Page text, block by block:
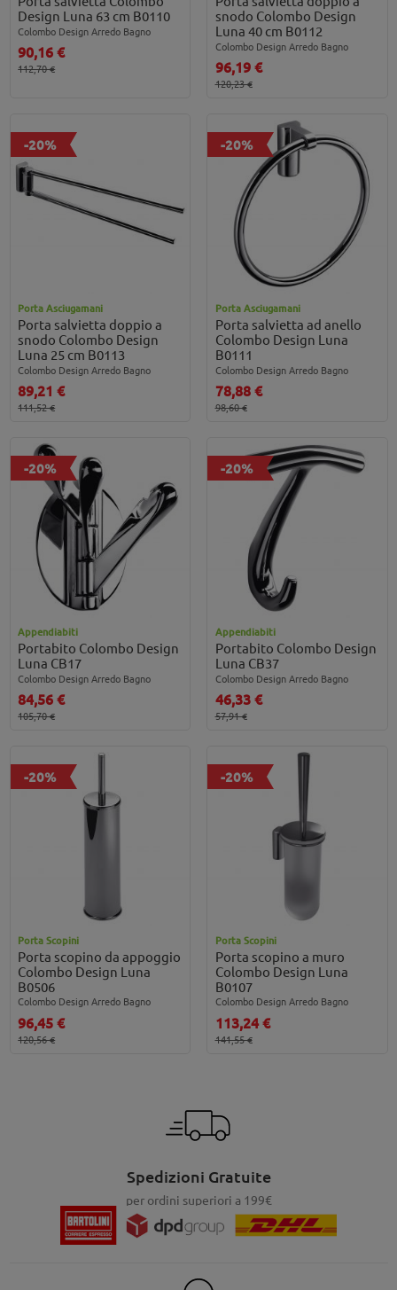
Design Luna 63 cm B0110
Colombo Design Arredo Bagno
90,16 €
112,70 €
snodo Colombo Design
Luna 40 cm B0112
Colombo Design Arredo Bagno
96,19 €
120,23 €
-20%
Porta Asciugamani
Porta salvietta doppio a
snodo Colombo Design
Luna 25 cm B0113
Colombo Design Arredo Bagno
89,21 €
111,52 €
-20%
Porta Asciugamani
Porta salvietta ad anello
Colombo Design Luna
B0111
Colombo Design Arredo Bagno
78,88 €
98,60 €
-20%
Appendiabiti
Portabito Colombo Design
Luna CB17
Colombo Design Arredo Bagno
84,56 €
105,70 €
-20%
Appendiabiti
Portabito Colombo Design
Luna CB37
Colombo Design Arredo Bagno
46,33 €
57,91 €
-20%
Porta Scopini
Porta scopino da appoggio
Colombo Design Luna
B0506
Colombo Design Arredo Bagno
96,45 €
120,56 €
-20%
Porta Scopini
Porta scopino a muro
Colombo Design Luna
B0107
Colombo Design Arredo Bagno
113,24 €
141,55 €
Spedizioni Gratuite
per ordini superiori a 199€